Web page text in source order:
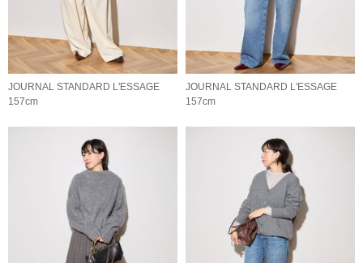
JOURNAL STANDARD L'ESSAGE
157cm
JOURNAL STANDARD L'ESSAGE
157cm